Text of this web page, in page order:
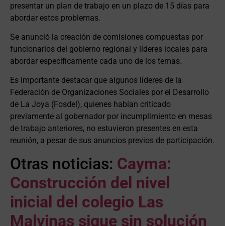
presentar un plan de trabajo en un plazo de 15 días para
abordar estos problemas.
Se anunció la creación de comisiones compuestas por
funcionarios del gobierno regional y líderes locales para
abordar específicamente cada uno de los temas.
Es importante destacar que algunos líderes de la
Federación de Organizaciones Sociales por el Desarrollo
de La Joya (Fosdel), quienes habían criticado
previamente al gobernador por incumplimiento en mesas
de trabajo anteriores, no estuvieron presentes en esta
reunión, a pesar de sus anuncios previos de participación.
Otras noticias: Cayma:
Construcción del nivel
inicial del colegio Las
Malvinas sigue sin solución